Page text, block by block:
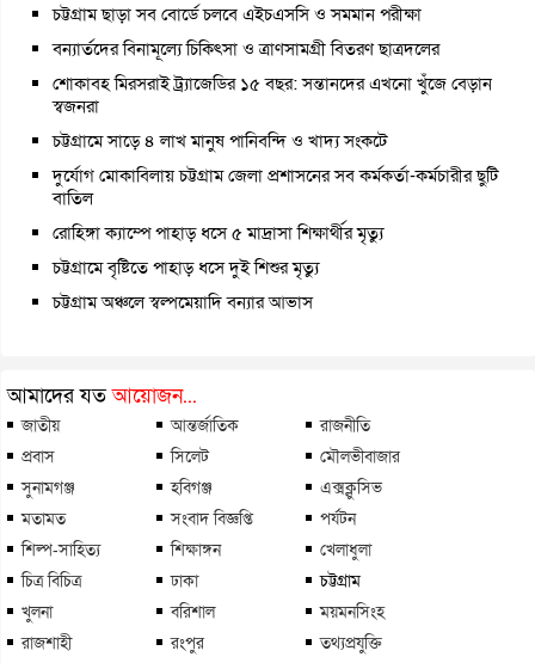
চট্টগ্রাম ছাড়া সব বোর্ডে চলবে এইচএসসি ও সমমান পরীক্ষা
বন্যার্তদের বিনামূল্যে চিকিৎসা ও ত্রাণসামগ্রী বিতরণ ছাত্রদলের
শোকাবহ মিরসরাই ট্র্যাজেডির ১৫ বছর: সন্তানদের এখনো খুঁজে বেড়ান
স্বজনরা
চট্টগ্রামে সাড়ে ৪ লাখ মানুষ পানিবন্দি ও খাদ্য সংকটে
দুর্যোগ মোকাবিলায় চট্টগ্রাম জেলা প্রশাসনের সব কর্মকর্তা-কর্মচারীর ছুটি
বাতিল
রোহিঙ্গা ক্যাম্পে পাহাড় ধসে ৫ মাদ্রাসা শিক্ষার্থীর মৃত্যু
চট্টগ্রামে বৃষ্টিতে পাহাড় ধসে দুই শিশুর মৃত্যু
চট্টগ্রাম অঞ্চলে স্বল্পমেয়াদি বন্যার আভাস
আমাদের যতআয়োজন...
জাতীয় আন্তর্জাতিক
রাজনীতি
প্রবাস
সিলেট
মৌলভীবাজার
সুনামগঞ্জ
হবিগঞ্জ
এক্সক্লুসিভ
মতামত
সংবাদ বিজ্ঞপ্তি
পর্যটন
শিল্প-সাহিত্য
শিক্ষাঙ্গন
খেলাধুলা
চিত্র বিচিত্র
ঢাকা
চট্টগ্রাম
খুলনা
বরিশাল
ময়মনসিংহ
রাজশাহী
রংপুর তথ্যপ্রযুক্তি